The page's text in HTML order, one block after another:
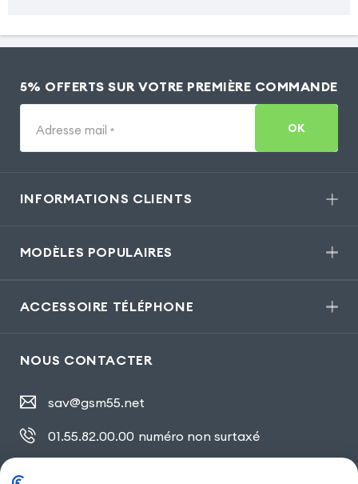
5% OFFERTS SUR VOTRE PREMIÈRE COMMANDE
Adresse mail * OK
INFORMATIONS CLIENTS
MODÈLES POPULAIRES
ACCESSOIRE TÉLÉPHONE
NOUS CONTACTER
sav@gsm55.net
01.55.82.00.00 numéro non surtaxé